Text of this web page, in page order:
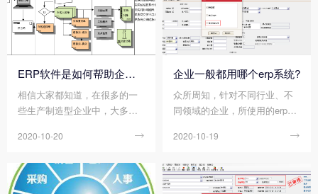
导入生产ERP系统，全面整合
销售、采购、生产、成本、库
存、分销、运输、财务、人才
等资源，实现资源组合，已成
为企业管理升级的焦点。
发展增添一份很大的助力。
ERP软件是如何帮助企业实现采购流程管控的?
相信大家都知道，在很多的一
些生产制造型企业中，大多数
单进度不明确，订单的交付时
问题的出现，无疑给企业带来
很大的经济损失。为了解决这
2020-10-20 
企业一般都用哪个erp系统?
众所周知，针对不同行业、不
同领域的企业，所使用的erp系
在不同软件供应商在发展策略
重点也会产生很大的不同。例
如有针对企业某一类管理需求
2020-10-19 